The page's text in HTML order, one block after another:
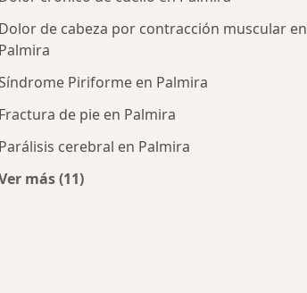
Dolor de cabeza por contracción muscular en
Palmira
Piriforme en Palmira
Fractura de pie en Palmira
Parálisis cerebral en Palmira
más (11)